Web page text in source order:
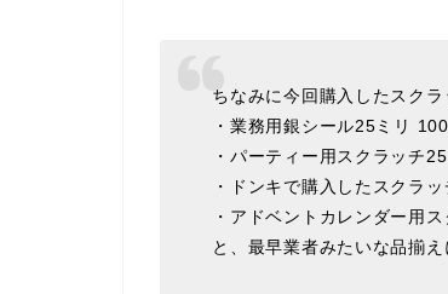
ちなみに今回購入したスクラ
・業務用銀シール25ミリ
・パーティー用スクラッチ
・ドンキで購入したスクラ
・アドベントカレンダー用
と、最早業者みたいな品揃